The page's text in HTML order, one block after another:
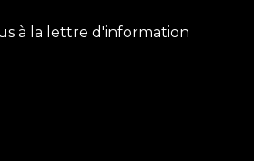
à la lettre d'information